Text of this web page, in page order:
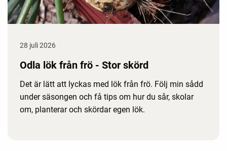
28 juli 2026
Odla lök från frö - Stor skörd
Det är lätt att lyckas med lök från frö. Följ min sådd
under säsongen och få tips om hur du sår, skolar
om, planterar och skördar egen lök.